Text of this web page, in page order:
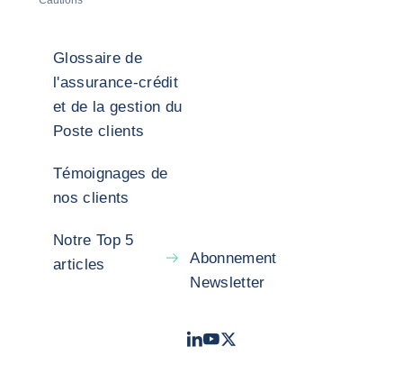
Glossaire de
l'assurance-crédit
et de la gestion du
Poste clients
Témoignages de
nos clients
Notre Top 5
articles
Abonnement
Newsletter
LinkedIn
Youtube
X - Twitter